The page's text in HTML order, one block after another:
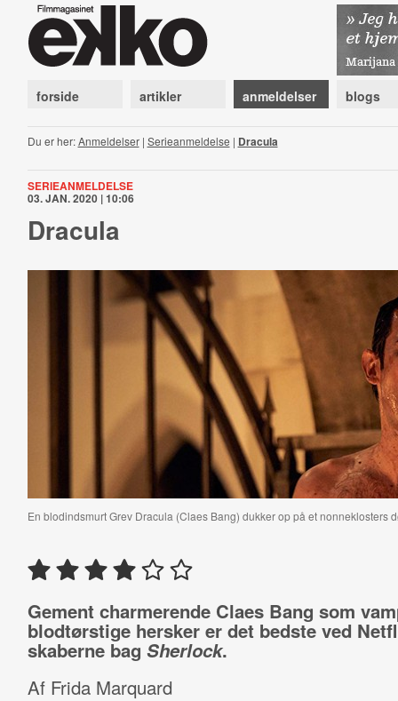
forside artikler anmeldelser blogs
Du er her:Anmeldelser| Serieanmeldelse | Dracula
SERIEANMELDELSE
03. JAN. 2020 | 10:06
Dracula
En blodindsmurt Grev Dracula (Claes Bang) dukker op på et nonneklosters
Gement charmerende Claes Bang som
blodtørstige hersker er det bedste ved
skaberne bag Sherlock.
Af Frida Marquard